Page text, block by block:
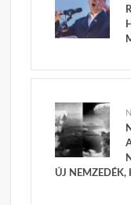
ÚJ NEMZEDÉK,